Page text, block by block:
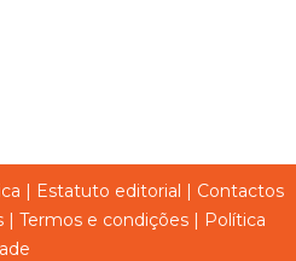
| Estatuto editorial | Contactos
| Termos e condições | Política